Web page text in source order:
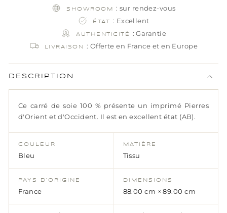
SHOWROOM : sur rendez-vous
ÉTAT : Excellent
AUTHENTICITÉ : Garantie
LIVRAISON : Offerte en France et en Europe
DESCRIPTION
Ce carré de soie 100 % présente un imprimé Pierres
d'Orient et d'Occident. Il est en excellent état (AB).
COULEUR
Bleu
MATIÈRE
Tissu
PAYS D’ORIGINE
France
DIMENSIONS
88.00 cm × 89.00 cm